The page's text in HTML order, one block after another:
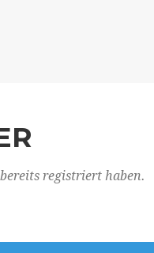
registriert haben.